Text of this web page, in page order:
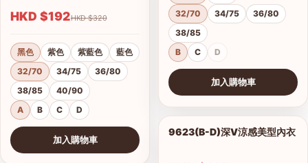
HKD $192 HKD $320
黑色 紫色 紫藍色
藍色
32/70
34/75
36/80
38/85
40/90
A
B C D
加入購物車
查看圖片
32/70
34/75
36/80
38/85
B
C D
加入購物車
1/2
查看圖片
9623(B-D)深V涼感美型內衣
港澳中文